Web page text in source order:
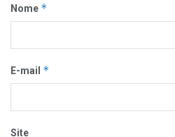
Nome *
E-mail *
Site